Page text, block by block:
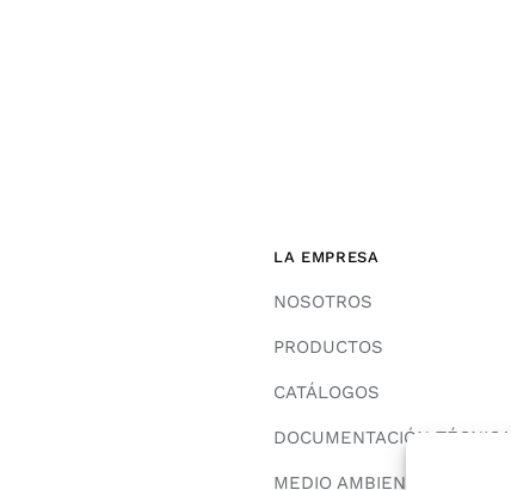
LA EMPRESA
NOSOTROS
PRODUCTOS
CATÁLOGOS
DOCUMENTACIÓN TÉCNICA
MEDIO AMBIENTE